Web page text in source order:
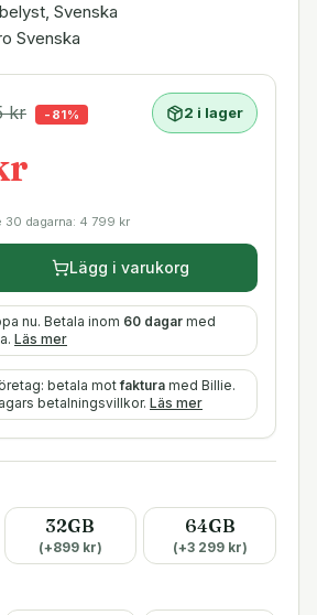
Svenska
Svenska
kr - 81% 2 i lager
dagarna: 4 799 kr
Lägg i varukorg
nu. Betala inom 60 dagar med
Läs mer
betala motfaktura med Billie.
betalningsvillkor. Läs mer
32GB
(+899kr)
64GB
(+3 299kr)